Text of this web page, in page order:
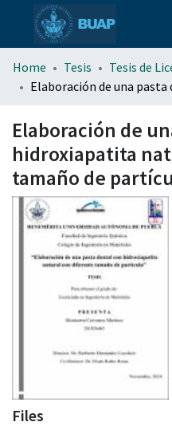
menu.section.about_menu
Home Tesis
Tesis de
Elaboración de
hidroxiapatita
tamaño de
Files